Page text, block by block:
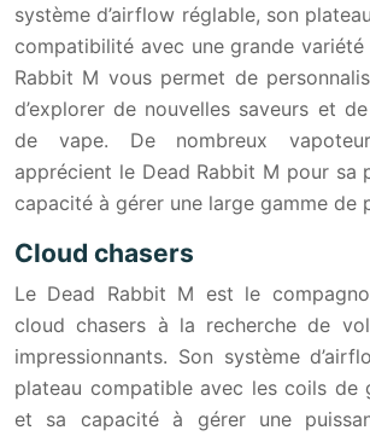
système d’airflow réglable, son
compatibilité avec une grande
Rabbit M vous permet de
d’explorer de nouvelles saveurs et
de vape. De nombreux
apprécient le Dead Rabbit M pour sa
capacité à gérer une large gamme de
Cloud chasers
Le Dead Rabbit M est le
cloud chasers à la recherche de
impressionnants. Son système
plateau compatible avec les coils de
et sa capacité à gérer une